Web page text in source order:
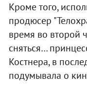
Кроме того,
продюсер
время во второй
сняться…
Костнера, в
подумывала о